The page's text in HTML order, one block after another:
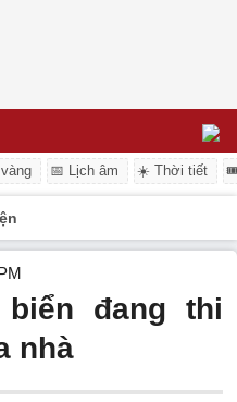
📅 Lịch âm ☀️ Thời tiết
đang thi
nhà